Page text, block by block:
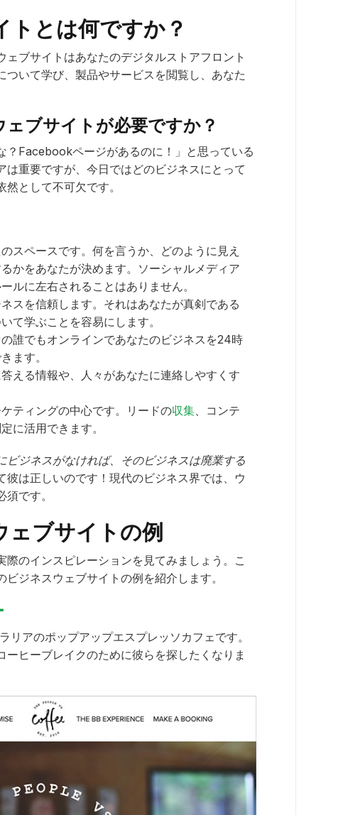
トとは何ですか？
ブサイトはあなたのデジタルストアフロント
いて学び、製品やサービスを閲覧し、あなた
ブサイトが必要ですか？
？Facebookページがあるのに！」と思っている
重要ですが、今日ではどのビジネスにとって
として不可欠です。
スペースです。何を言うか、どのように見え
かをあなたが決めます。ソーシャルメディア
ルに左右されることはありません。
スを信頼します。それはあなたが真剣である
て学ぶことを容易にします。
誰でもオンラインであなたのビジネスを24時
ます。
える情報や、人々があなたに連絡しやすくす
ティングの中心です。リードの収集 、コンテ
に活用できます。
ビジネスがなければ、そのビジネスは廃業する
彼は正しいのです！現代のビジネス界では、ウ
です。
ェブサイトの例
のインスピレーションを見てみましょう。こ
ジネスウェブサイトの例を紹介します。
アのポップアップエスプレッソカフェです。
ヒーブレイクのために彼らを探したくなりま